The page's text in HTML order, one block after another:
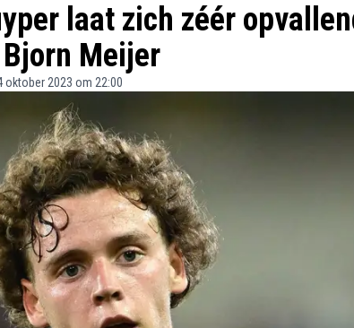
laat zich zéér
Meijer
oktober 2023 om 22:00